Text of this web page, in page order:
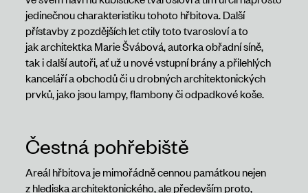
jedinečnou charakteristiku tohoto hřbitova. Další
přístavby z pozdějších let ctily toto tvarosloví a to
jak architektka Marie Švábová, autorka obřadní síně,
tak i další autoři, ať už u nové vstupní brány a přilehlých
kanceláří a obchodů či u drobných architektonických
prvků, jako jsou lampy, flambony či odpadkové koše.
Čestná pohřebiště
Areál hřbitova je mimořádně cennou památkou nejen
z hlediska architektonického, ale především proto,